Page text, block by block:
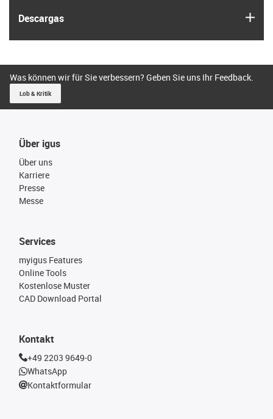
Descargas
Was können wir für Sie verbessern? Geben Sie uns Ihr Feedback.
Lob & Kritik
Über igus
Über uns
Karriere
Presse
Messe
Services
myigus Features
Online Tools
Kostenlose Muster
CAD Download Portal
Kontakt
+49 2203 9649-0
WhatsApp
Kontaktformular